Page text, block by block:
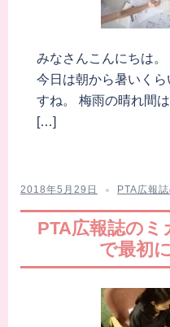
みなさんこんにちは。
今日は朝から暑いく
すね。 梅雨の晴れ間
[…]
2018年5月29日 PTA広報
PTA広報誌の
で最初